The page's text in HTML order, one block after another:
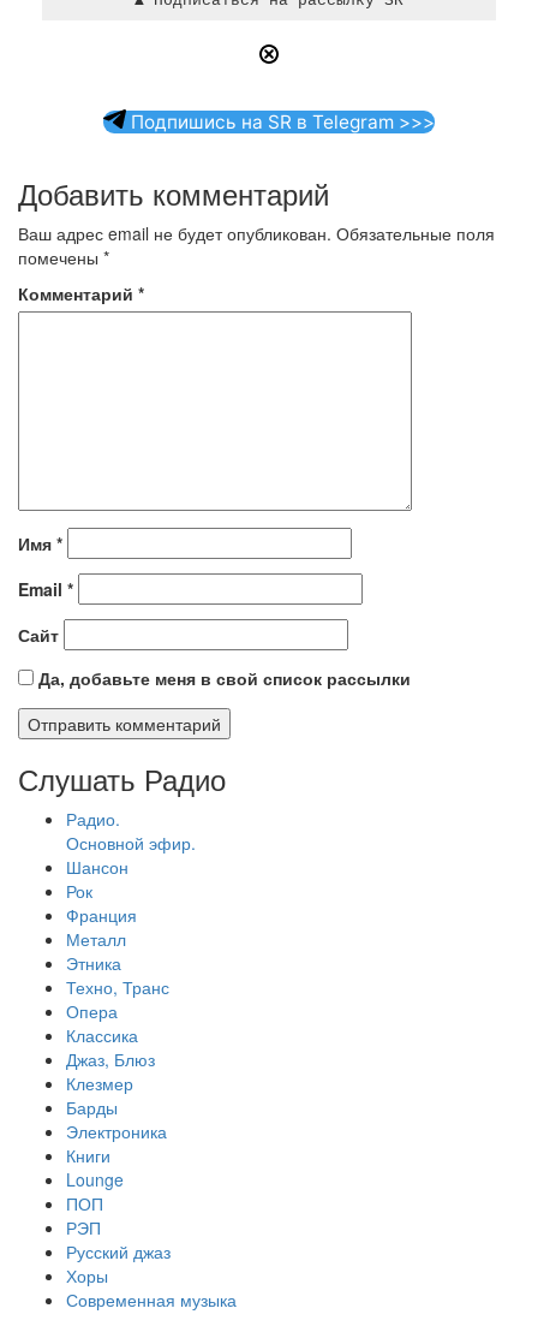
Подпишись на SR в Telegram >>>
Добавить комментарий
Ваш адрес email не будет опубликован. Обязательные поля
помечены *
Комментарий *
Имя *
Email *
Сайт
Да, добавьте меня в свой список рассылки
Слушать Радио
Радио.
Основной эфир.
Шансон
Рок
Франция
Металл
Этника
Техно, Транс
Опера
Классика
Джаз, Блюз
Клезмер
Барды
Электроника
Книги
Lounge
ПОП
РЭП
Русский джаз
Хоры
Современная музыка